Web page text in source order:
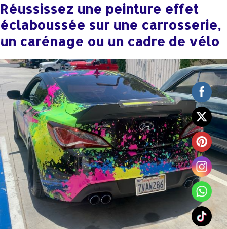
Réussissez une peinture effet
éclaboussée sur une carrosserie,
un carénage ou un cadre de vélo